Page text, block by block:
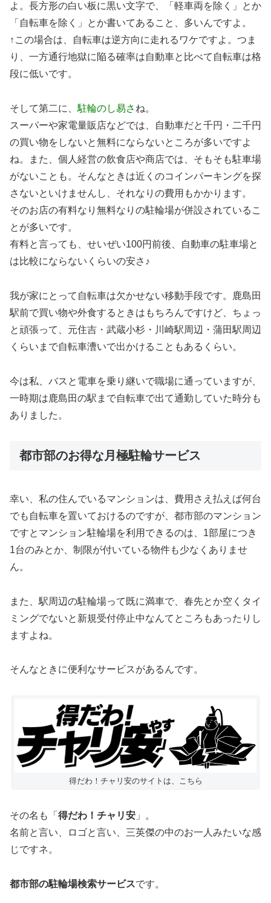
よ。長方形の白い板に黒い文字で、「軽車両を除く」とか
「自転車を除く」とか書いてあること、多いんですよ。
↑この場合は、自転車は逆方向に走れるワケですよ。つま
り、一方通行地獄に陥る確率は自動車と比べて自転車は格
段に低いです。
そして第二に、 駐輪のし易さ ね。
スーパーや家電量販店などでは、自動車だと千円・二千円
の買い物をしないと無料にならないところが多いですよ
ね。また、個人経営の飲食店や商店では、そもそも駐車場
がないことも。そんなときは近くのコインパーキングを探
さないといけませんし、それなりの費用もかかります。
そのお店の有料なり無料なりの駐輪場が併設されているこ
とが多いです。
有料と言っても、せいぜい100円前後、自動車の駐車場と
は比較にならないくらいの安さ♪
我が家にとって自転車は欠かせない移動手段です。鹿島田
駅前で買い物や外食するときはもちろんですけど、ちょっ
と頑張って、元住吉・武蔵小杉・川崎駅周辺・蒲田駅周辺
くらいまで自転車漕いで出かけることもあるくらい。
今は私、バスと電車を乗り継いで職場に通っていますが、
一時期は鹿島田の駅まで自転車で出て通勤していた時分も
ありました。
都市部のお得な月極駐輪サービス
幸い、私の住んでいるマンションは、費用さえ払えば何台
でも自転車を置いておけるのですが、都市部のマンション
ですとマンション駐輪場を利用できるのは、1部屋につき
1台のみとか、制限が付いている物件も少なくありませ
ん。
また、駅周辺の駐輪場って既に満車で、春先とか空くタイ
ミングでないと新規受付停止中なんてところもあったりし
ますよね。
そんなときに便利なサービスがあるんです。
得だわ！チャリ安のサイトは、こちら
その名も「 得だわ！チャリ安 」。
名前と言い、ロゴと言い、三英傑の中のお一人みたいな感
じですネ。
都市部の駐輪場検索サービスです。